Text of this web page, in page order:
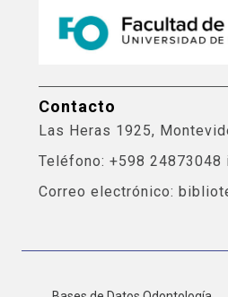
Contacto
Las Heras 1925,
Teléfono: +598 24873048
Correo electrónico: